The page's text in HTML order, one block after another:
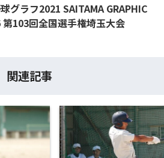
グラフ2021 SAITAMA GRAPHIC
103回全国選手権埼玉大会
関連記事